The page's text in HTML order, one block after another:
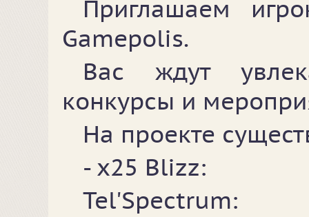
Приглашаем
Gamepolis.
Вас ждут
конкурсы и
На проекте
- х25 Blizz:
Tel'Spectrum: